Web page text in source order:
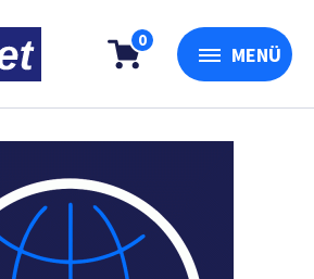
0
MENÜ